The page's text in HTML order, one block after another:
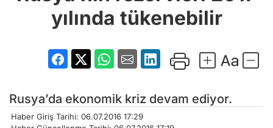
yılında tükenebilir
Rusya’da ekonomik kriz devam ediyor.
Haber Giriş Tarihi: 06.07.2016 17:29